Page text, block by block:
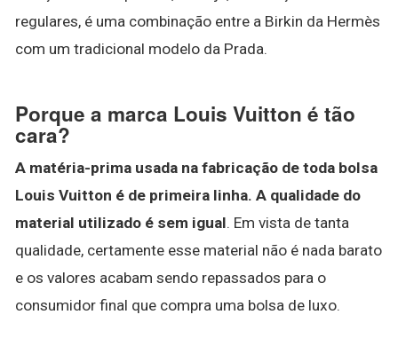
regulares, é uma combinação entre a Birkin da Hermès
com um tradicional modelo da Prada.
Porque a marca Louis Vuitton é tão
cara?
A matéria-prima usada na fabricação de toda bolsa
Louis Vuitton é de primeira linha. A qualidade do
material utilizado é sem igual. Em vista de tanta
qualidade, certamente esse material não é nada barato
e os valores acabam sendo repassados para o
consumidor final que compra uma bolsa de luxo.